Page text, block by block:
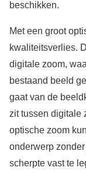
beschikken.
Met een groot
kwaliteitsverlies.
digitale zoom,
bestaand beeld
gaat van de
zit tussen digitale
optische zoom
onderwerp
scherpte vast te